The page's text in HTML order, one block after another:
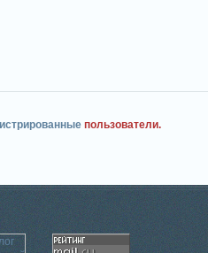
пользователи.